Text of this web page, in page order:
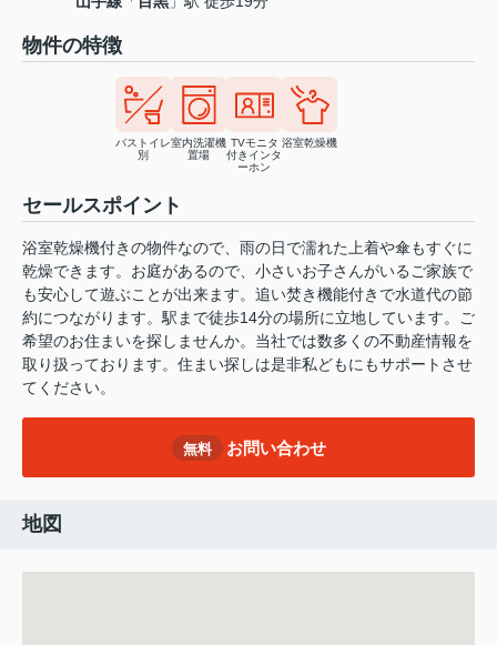
物件の特徴
バストイレ
別
室内洗濯機
置場
TVモニタ
付きインタ
ーホン
浴室乾燥機
セールスポイント
浴室乾燥機付きの物件なので、雨の日で濡れた上着や傘もすぐに
乾燥できます。お庭があるので、小さいお子さんがいるご家族で
も安心して遊ぶことが出来ます。追い焚き機能付きで水道代の節
約につながります。駅まで徒歩14分の場所に立地しています。ご
希望のお住まいを探しませんか。当社では数多くの不動産情報を
取り扱っております。住まい探しは是非私どもにもサポートさせ
てください。
無料 お問い合わせ
地図